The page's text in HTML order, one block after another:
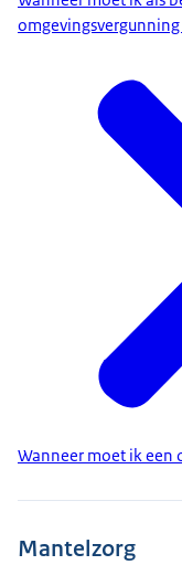
Wanneer moet ik een
Mantelzorg